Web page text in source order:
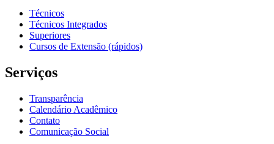
Técnicos
Técnicos Integrados
Superiores
Cursos de Extensão (rápidos)
Serviços
Transparência
Calendário Acadêmico
Contato
Comunicação Social